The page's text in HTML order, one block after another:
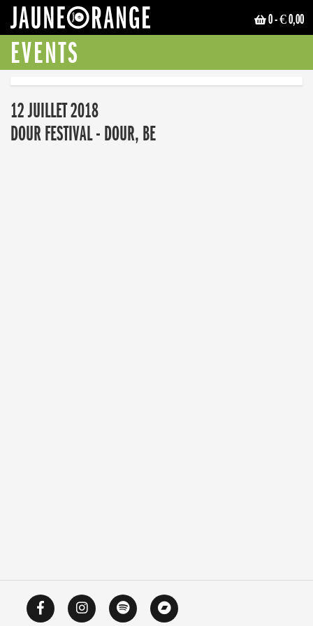
0- € 0,00
EVENTS
12 JUILLET 2018
DOUR FESTIVAL - DOUR, BE